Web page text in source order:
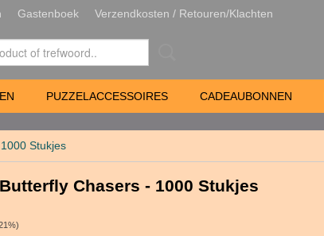
Gastenboek Verzendkosten / Retouren/Klachten
PUZZELACCESSOIRES CADEAUBONNEN
Stukjes
Chasers - 1000 Stukjes